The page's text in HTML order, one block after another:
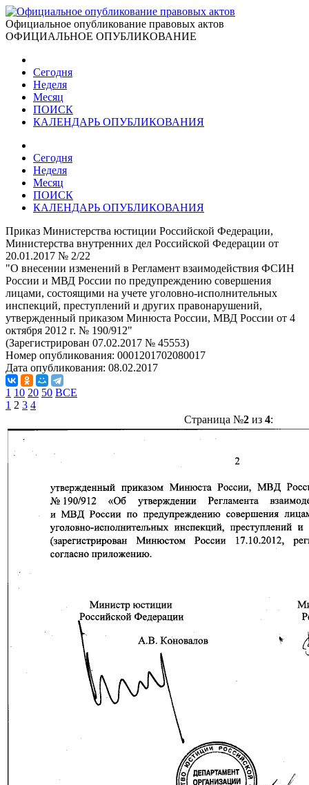
Официальное опубликование правовых актов
ОФИЦИАЛЬНОЕ ОПУБЛИКОВАНИЕ
Сегодня
Неделя
Месяц
ПОИСК
КАЛЕНДАРЬ ОПУБЛИКОВАНИЯ
Сегодня
Неделя
Месяц
ПОИСК
КАЛЕНДАРЬ ОПУБЛИКОВАНИЯ
Приказ Министерства юстиции Российской Федерации,
Министерства внутренних дел Российской Федерации от
20.01.2017 № 2/22
"О внесении изменений в Регламент взаимодействия ФСИН
России и МВД России по предупреждению совершения
лицами, состоящими на учете уголовно-исполнительных
инспекций, преступлений и других правонарушений,
утвержденный приказом Минюста России, МВД России от 4
октября 2012 г. № 190/912"
(Зарегистрирован 07.02.2017 № 45553)
Номер опубликования: 0001201702080017
Дата опубликования: 08.02.2017
1 10 20 50 ВСЕ
1 2 3 4
Страница №2из 4: